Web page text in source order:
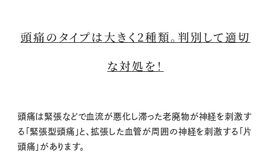
頭痛のタイプは大きく2種類。判別して適切
な対処を！
頭痛は緊張などで血流が悪化し滞った老廃物が神経を刺激す
る「緊張型頭痛」と、拡張した血管が周囲の神経を刺激する「片
頭痛」があります。